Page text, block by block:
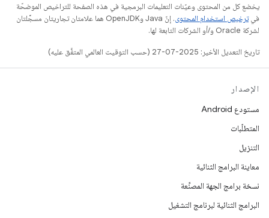
يخضع كل من المحتوى وعيّنات التعليمات البرمجية في هذه الصفحة للتراخيص الموضحّة
فيترخيص استخدام المحتوى
. إنّ Java وOpenJDK هما علامتان تجاريتان مسجَّلتان
لشركة Oracle و/أو الشركات التابعة لها.
تاريخ التعديل الأخير: 2025-07-27 (حسب التوقيت العالمي المتفَّق عليه)
الإصدار
مستودع Android
المتطلّبات
التنزيل
معاينة البرامج الثنائية
نسخة برامج الجهة المصنِّعة
البرامج الثنائية لبرنامج التشغيل